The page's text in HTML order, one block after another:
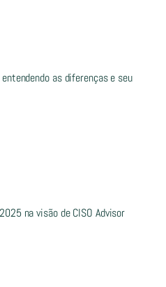
as diferenças e seu
na visão de CISO Advisor